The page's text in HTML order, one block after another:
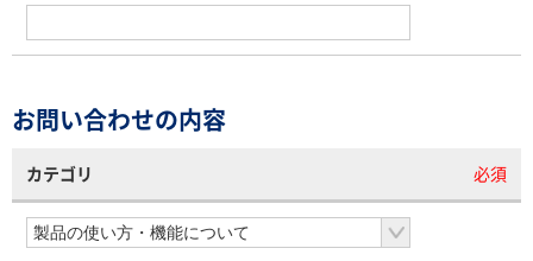
お問い合わせの内容
カテゴリ 必須